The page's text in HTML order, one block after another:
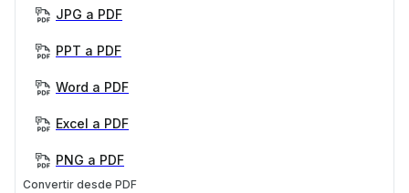
JPG a PDF
PPT a PDF
Word a PDF
Excel a PDF
PNG a PDF
Convertir desde PDF